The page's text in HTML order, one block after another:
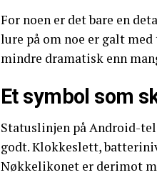
For noen er det bare en
lure på om noe er galt
mindre dramatisk enn
Et symbol som
Statuslinjen på Android-
godt. Klokkeslett,
Nøkkelikonet er derimot